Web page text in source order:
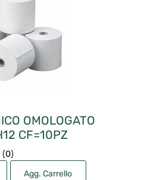
OMOLOGATO
CF=10PZ
(0)
Agg. Carrello